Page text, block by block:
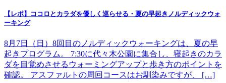
【レポ】ココロとカラダを優しく巡らせる・夏の早起きノルディックウォ
ーキング
8月7日（日）8回目のノルディックウォーキングは、夏の早
起きプログラム。 7:30に代々木公園に集合し、寝起きのカラ
ダを目覚めさせるウォーミングアップと歩き方のポイントを
確認。 アスファルトの周回コースはお馴染みですが、 […]